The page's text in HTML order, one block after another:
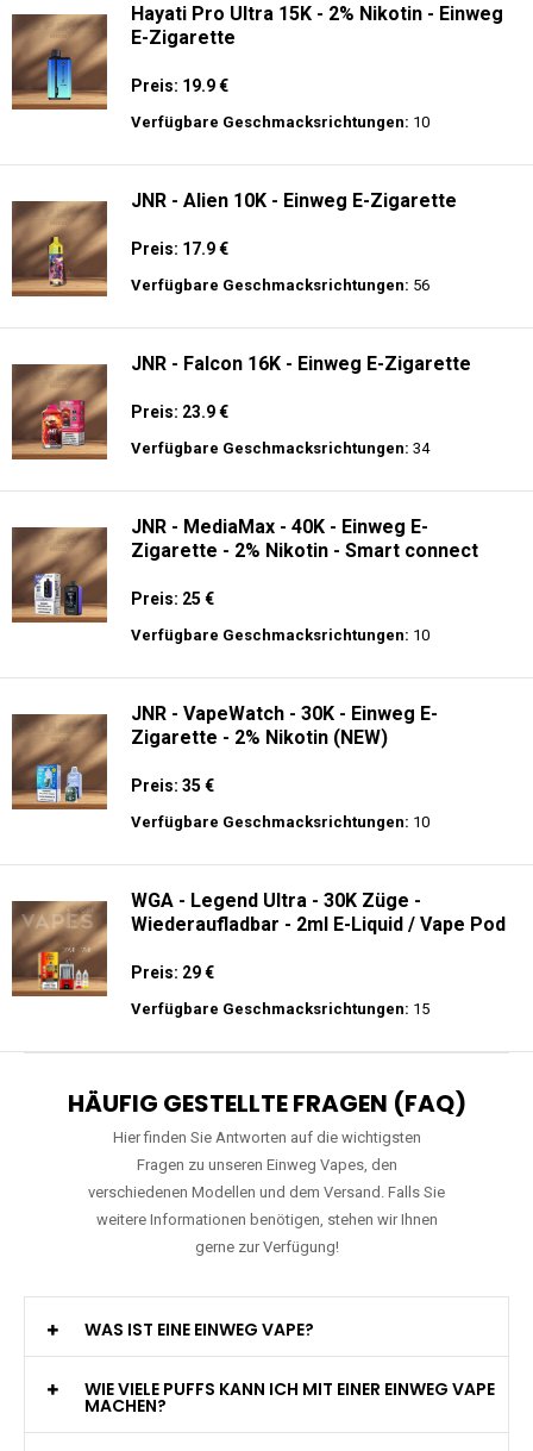
Hayati Pro Ultra 15K - 2% Nikotin - Einweg
E-Zigarette
Preis: 19.9 €
Verfügbare Geschmacksrichtungen: 10
JNR - Alien 10K - Einweg E-Zigarette
Preis: 17.9 €
Verfügbare Geschmacksrichtungen: 56
JNR - Falcon 16K - Einweg E-Zigarette
Preis: 23.9 €
Verfügbare Geschmacksrichtungen: 34
JNR - MediaMax - 40K - Einweg E-
Zigarette - 2% Nikotin - Smart connect
Preis: 25 €
Verfügbare Geschmacksrichtungen: 10
JNR - VapeWatch - 30K - Einweg E-
Zigarette - 2% Nikotin (NEW)
Preis: 35 €
Verfügbare Geschmacksrichtungen: 10
WGA - Legend Ultra - 30K Züge -
Wiederaufladbar - 2ml E-Liquid / Vape Pod
Preis: 29 €
Verfügbare Geschmacksrichtungen: 15
HÄUFIG GESTELLTE FRAGEN (FAQ)
Hier finden Sie Antworten auf die wichtigsten
Fragen zu unseren Einweg Vapes, den
verschiedenen Modellen und dem Versand. Falls Sie
weitere Informationen benötigen, stehen wir Ihnen
gerne zur Verfügung!
WAS IST EINE EINWEG VAPE?
WIE VIELE PUFFS KANN ICH MIT EINER EINWEG VAPE
MACHEN?